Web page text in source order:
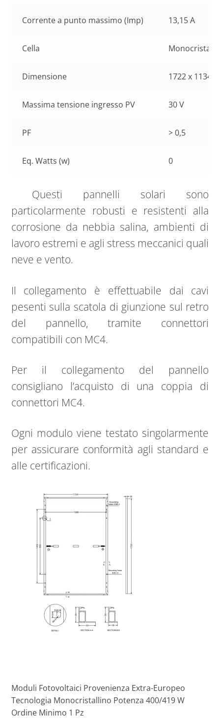
Corrente a punto massimo (Imp) 13,15 A
Cella
Dimensione 1722 x 1134
Massima tensione ingresso PV 30 V
PF > 0,5
Eq. Watts (w) 0
Questi pannelli solari sono
particolarmente robusti e resistenti alla
corrosione da nebbia salina, ambienti di
lavoro estremi e agli stress meccanici quali
neve e vento.
Il collegamento è effettuabile dai cavi
pesenti sulla scatola di giunzione sul retro
del pannello, tramite connettori
compatibili con MC4.
Per il collegamento del pannello
consigliano l’acquisto di una coppia di
connettori MC4.
Ogni modulo viene testato singolarmente
per assicurare conformità agli standard e
alle certificazioni.
Moduli Fotovoltaici Provenienza Extra-Europeo
Tecnologia Monocristallino Potenza 400/419 W
Ordine Minimo 1 Pz